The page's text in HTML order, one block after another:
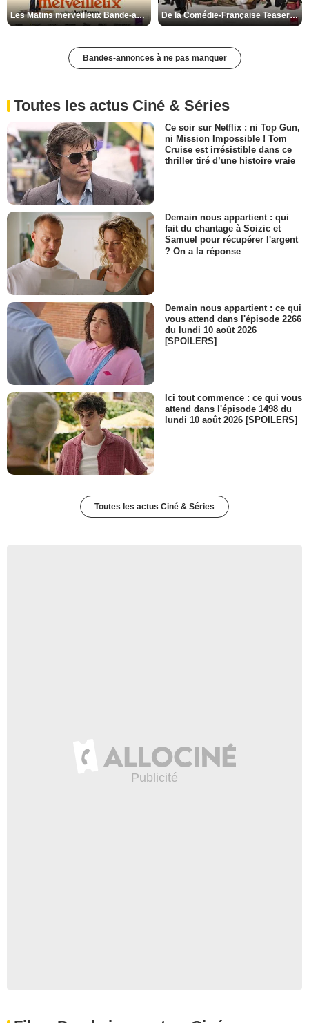
Les Matins merveilleux Bande-annonce VF De la Comédie-Française Teaser VF
Bandes-annonces à ne pas manquer
Toutes les actus Ciné & Séries
Ce soir sur Netflix : ni Top Gun,
ni Mission Impossible ! Tom
Cruise est irrésistible dans ce
thriller tiré d’une histoire vraie
Demain nous appartient : qui
fait du chantage à Soizic et
Samuel pour récupérer l'argent
? On a la réponse
Demain nous appartient : ce qui
vous attend dans l'épisode 2266
du lundi 10 août 2026
[SPOILERS]
Ici tout commence : ce qui vous
attend dans l'épisode 1498 du
lundi 10 août 2026 [SPOILERS]
Toutes les actus Ciné & Séries